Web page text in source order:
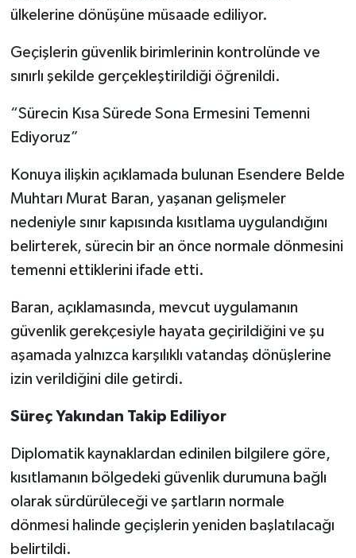
ülkelerine dönüşüne müsaade ediliyor.
Geçişlerin güvenlik birimlerinin kontrolünde ve
sınırlı şekilde gerçekleştirildiği öğrenildi.
“Sürecin Kısa Sürede Sona Ermesini Temenni
Ediyoruz”
Konuya ilişkin açıklamada bulunan Esendere Belde
Muhtarı Murat Baran, yaşanan gelişmeler
nedeniyle sınır kapısında kısıtlama uygulandığını
belirterek, sürecin bir an önce normale dönmesini
temenni ettiklerini ifade etti.
Baran, açıklamasında, mevcut uygulamanın
güvenlik gerekçesiyle hayata geçirildiğini ve şu
aşamada yalnızca karşılıklı vatandaş dönüşlerine
izin verildiğini dile getirdi.
Süreç Yakından Takip Ediliyor
Diplomatik kaynaklardan edinilen bilgilere göre,
kısıtlamanın bölgedeki güvenlik durumuna bağlı
olarak sürdürüleceği ve şartların normale
dönmesi halinde geçişlerin yeniden başlatılacağı
belirtildi.